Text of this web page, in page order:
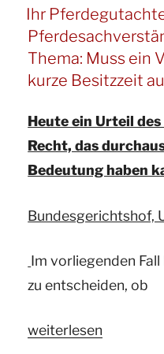
AM
Ihr
Thema: Muss ein
kurze Besitzzeit
Heute ein Urteil des
Recht, das
Bedeutung haben
Bundesgerichtshof,
Im vorliegenden
zu entscheiden, ob
„Ihr
weiterlesen